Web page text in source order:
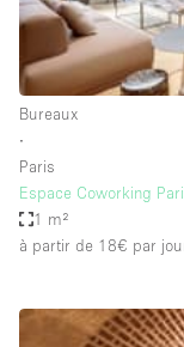
Type de l'espace
Atelier
Boutique /
Bureaux
∙
Paris
Espace Coworking
1 m²
à partir de 18€ par